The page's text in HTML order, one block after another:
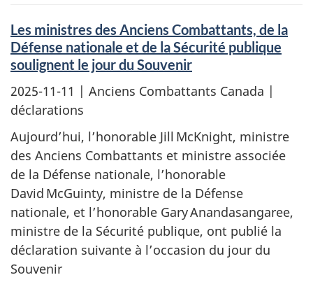
Les ministres des Anciens Combattants, de la
Défense nationale et de la Sécurité publique
soulignent le jour du Souvenir
2025-11-11 | Anciens Combattants Canada |
déclarations
Aujourd’hui, l’honorable Jill McKnight, ministre
des Anciens Combattants et ministre associée
de la Défense nationale, l’honorable
David McGuinty, ministre de la Défense
nationale, et l’honorable Gary Anandasangaree,
ministre de la Sécurité publique, ont publié la
déclaration suivante à l’occasion du jour du
Souvenir